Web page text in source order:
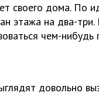
своего дома. По
этажа на два-три.
чем-нибудь
довольно